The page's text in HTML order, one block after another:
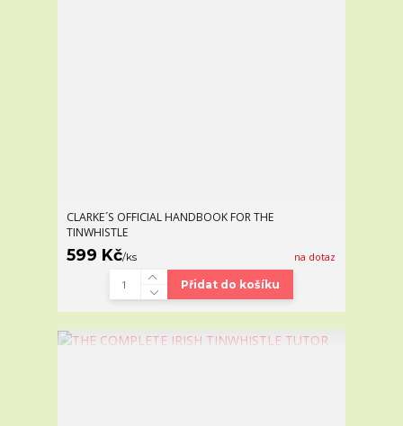
CLARKE´S OFFICIAL HANDBOOK FOR THE
TINWHISTLE
599 Kč/ks na dotaz
Přidat do košíku